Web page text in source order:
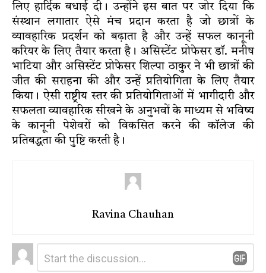
लिए हार्दिक बधाई दी। उन्होंने इस बात पर जोर दिया कि
संस्थान लगातार ऐसे मंच प्रदान करता है जो छात्रों के
व्यावहारिक प्रदर्शन को बढ़ाता है और उन्हें सफल कानूनी
करियर के लिए तैयार करता है। असिस्टेंट प्रोफेसर डॉ. मनीष
भाटिया और असिस्टेंट प्रोफेसर शिल्पा ठाकुर ने भी छात्रों की
जीत की सराहना की और उन्हें प्रतियोगिता के लिए तैयार
किया। ऐसी राष्ट्रीय स्तर की प्रतियोगिताओं में भागीदारी और
सफलता व्यावहारिक सीखने के अनुभवों के माध्यम से भविष्य
के कानूनी पेशेवरों को विकसित करने की कॉलेज की
प्रतिबद्धता की पुष्टि करती है।
Ravina Chauhan
Leave
a
Comment